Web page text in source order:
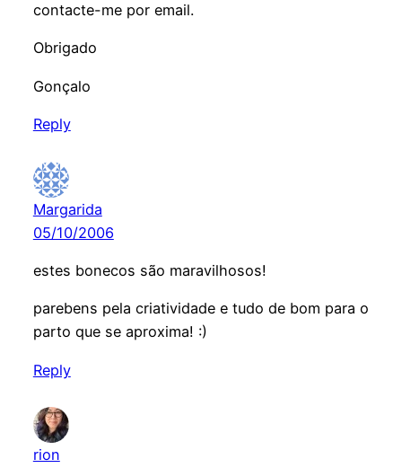
contacte-me por email.
Obrigado
Gonçalo
Reply
Margarida
05/10/2006
estes bonecos são maravilhosos!
parebens pela criatividade e tudo de bom para o
parto que se aproxima! :)
Reply
rion